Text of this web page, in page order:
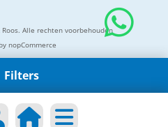
Filters
Roos. Alle rechten voorbehouden
nopCommerce